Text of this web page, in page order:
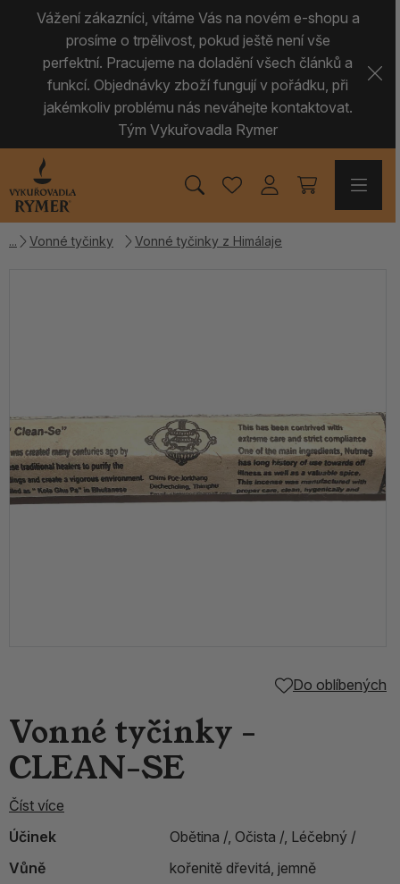
Vážení zákazníci, vítáme Vás na novém e-shopu a
prosíme o trpělivost, pokud ještě není vše
perfektní. Pracujeme na doladění všech článků a
funkcí. Objednávky zboží fungují v pořádku, při
jakémkoliv problému nás neváhejte kontaktovat.
Tým Vykuřovadla Rymer
Vonné tyčinky Vonné tyčinky z Himálaje
Do oblíbených
Vonné tyčinky -
CLEAN-SE
Číst více
Účinek
Obětina /, Očista /, Léčebný /
Vůně
kořenitě dřevitá, jemně